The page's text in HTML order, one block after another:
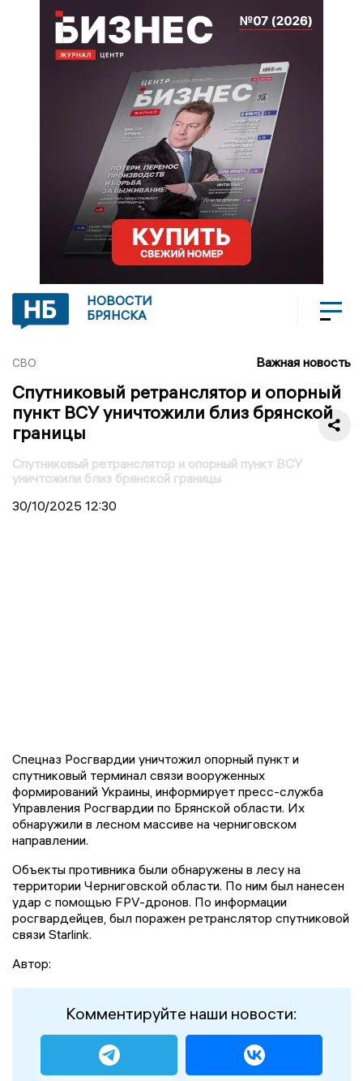
НОВОСТИ
БРЯНСКА
СВО Важная новость
Спутниковый ретранслятор и опорный
пункт ВСУ уничтожили близ брянской
границы
Спутниковый ретранслятор и опорный пункт ВСУ
уничтожили близ брянской границы
30/10/2025 12:30
Спецназ Росгвардии уничтожил опорный пункт и
спутниковый терминал связи вооруженных
формирований Украины, информирует пресс-служба
Управления Росгвардии по Брянской области. Их
обнаружили в лесном массиве на черниговском
направлении.
Объекты противника были обнаружены в лесу на
территории Черниговской области. По ним был нанесен
удар с помощью FPV-дронов. По информации
росгвардейцев, был поражен ретранслятор спутниковой
связи Starlink.
Автор:
Комментируйте наши новости: